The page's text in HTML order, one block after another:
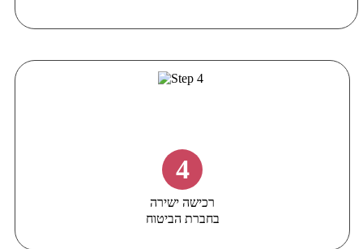
4
רכישה ישירה
בחברת הביטוח